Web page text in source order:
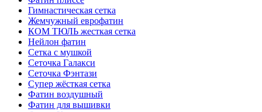
Гимнастическая сетка
Жемчужный еврофатин
КОМ ТЮЛЬ жесткая сетка
Нейлон фатин
Сетка с мушкой
Сеточка Галакси
Сеточка Фэнтази
Супер жёсткая сетка
Фатин воздушный
Фатин для вышивки